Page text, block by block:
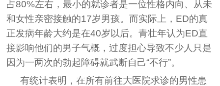
占80%左右，最小的就诊者是一位性格内向、从未
和女性亲密接触的17岁男孩。而实际上，ED的真
正发病年龄大约是在40岁以后。青壮年认为ED直
接影响他们的男子气概，过度担心导致不少人只是
因为一两次的勃起障碍就武断自己“不行”。
有统计表明，在所有前往大医院求诊的男性患